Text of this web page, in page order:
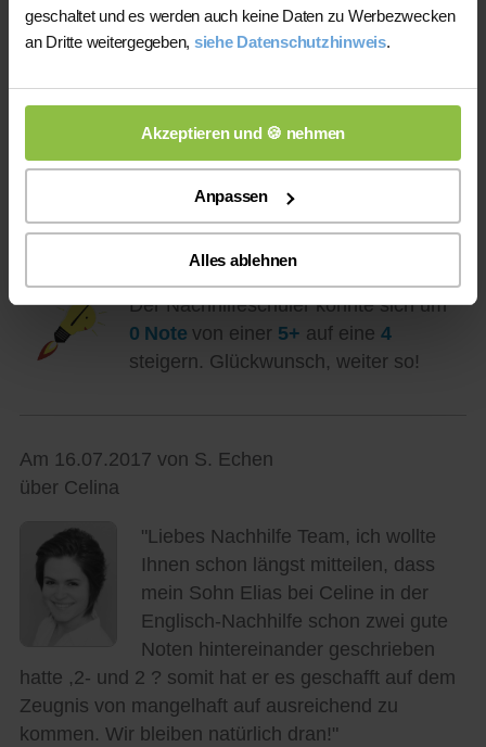
geschaltet und es werden auch keine Daten zu Werbezwecken
an Dritte weitergegeben, siehe Datenschutzhinweis.
Akzeptieren und 🍪 nehmen
Anpassen
Alles ablehnen
über Katharina
"Katharina war toll, Leander hat sich
verbessert."
Der Nachhilfeschüler konnte sich um
0 Notevon einer 5+ auf eine 4
steigern. Glückwunsch, weiter so!
Am 16.07.2017 von S. Echen
über Celina
"Liebes Nachhilfe Team, ich wollte
Ihnen schon längst mitteilen, dass
mein Sohn Elias bei Celine in der
Englisch-Nachhilfe schon zwei gute
Noten hintereinander geschrieben
hatte ,2- und 2 ? somit hat er es geschafft auf dem
Zeugnis von mangelhaft auf ausreichend zu
kommen. Wir bleiben natürlich dran!"